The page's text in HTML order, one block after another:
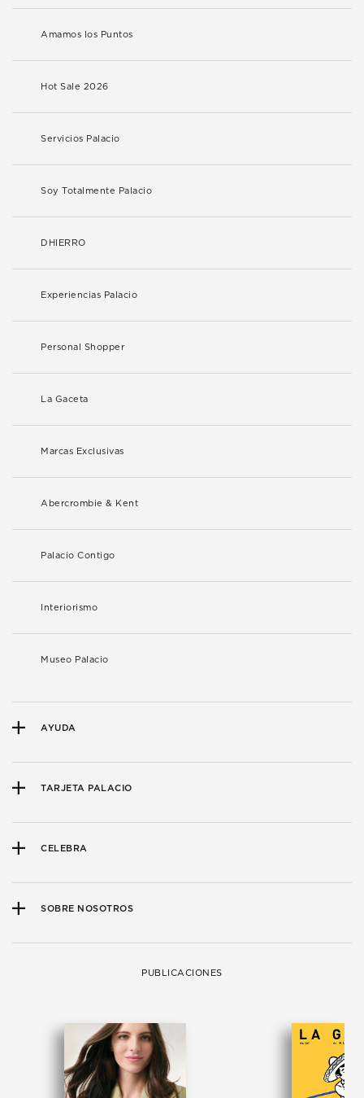
Amamos los Puntos
Hot Sale 2026
Servicios Palacio
Soy Totalmente Palacio
DHIERRO
Experiencias Palacio
Personal Shopper
La Gaceta
Marcas Exclusivas
Abercrombie & Kent
Palacio Contigo
Interiorismo
Museo Palacio
AYUDA
TARJETA PALACIO
CELEBRA
SOBRE NOSOTROS
PUBLICACIONES